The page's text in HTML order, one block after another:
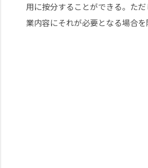
用に按分することができる。た
業内容にそれが必要となる場合